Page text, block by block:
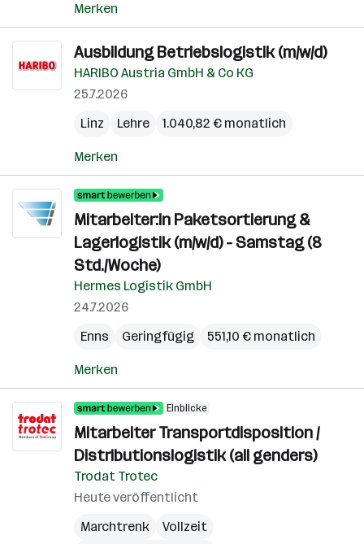
Merken
Ausbildung Betriebslogistik (m/w/d)
HARIBO Austria GmbH & Co KG
25.7.2026
Linz
Lehre 1.040,82 € monatlich
Merken
Mitarbeiter:in Paketsortierung &
Lagerlogistik (m/w/d) - Samstag (8
Std./Woche)
Hermes Logistik GmbH
24.7.2026
Enns
Geringfügig 551,10 € monatlich
Merken
Einblicke
Mitarbeiter Transportdisposition /
Distributionslogistik (all genders)
Trodat Trotec
Heute veröffentlicht
Marchtrenk
Vollzeit